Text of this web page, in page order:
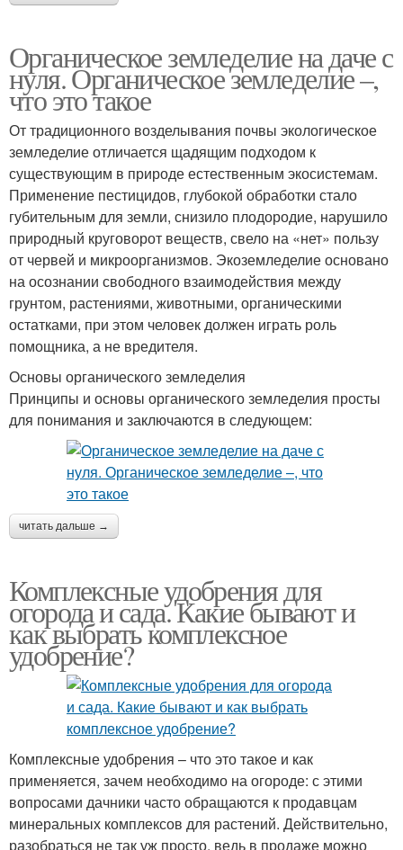
Органическое земледелие на даче с
нуля. Органическое земледелие –,
что это такое
От традиционного возделывания почвы экологическое
земледелие отличается щадящим подходом к
существующим в природе естественным экосистемам.
Применение пестицидов, глубокой обработки стало
губительным для земли, снизило плодородие, нарушило
природный круговорот веществ, свело на «нет» пользу
от червей и микроорганизмов. Экоземледелие основано
на осознании свободного взаимодействия между
грунтом, растениями, животными, органическими
остатками, при этом человек должен играть роль
помощника, а не вредителя.
Основы органического земледелия
Принципы и основы органического земледелия просты
для понимания и заключаются в следующем:
читать дальше →
Комплексные удобрения для
огорода и сада. Какие бывают и
как выбрать комплексное
удобрение?
Комплексные удобрения – что это такое и как
применяется, зачем необходимо на огороде: с этими
вопросами дачники часто обращаются к продавцам
минеральных комплексов для растений. Действительно,
разобраться не так уж просто, ведь в продаже можно